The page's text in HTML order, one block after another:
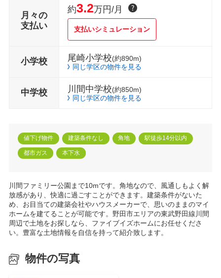
月々の
支払い
約3.2万円/月
支払いシミュレーション
小学校 尾崎小学校(約890m)
同じ学区の物件を見る
中学校 川間中学校(約850m)
同じ学区の物件を見る
値下げ物件 建築条件なし 角地 駅徒歩14分以内
都市ガス 本下水
川間ファミリー公園まで10mです。角地なので、風通しもよく解
放感があり、快適に過ごすことができます。建築条件がないた
め、お目当ての建築会社やハウスメーカーで、思いのままのマイ
ホームを建てることが可能です。野田市エリアの東武野田線川間
周辺で土地をお探しなら、ファイブイズホームにお任せくださ
い。豊富な土地情報を自信を持って紹介致します。
物件の写真